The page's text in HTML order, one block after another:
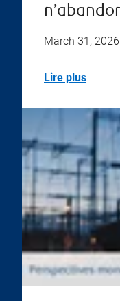
March 31, 2026
Lire plus